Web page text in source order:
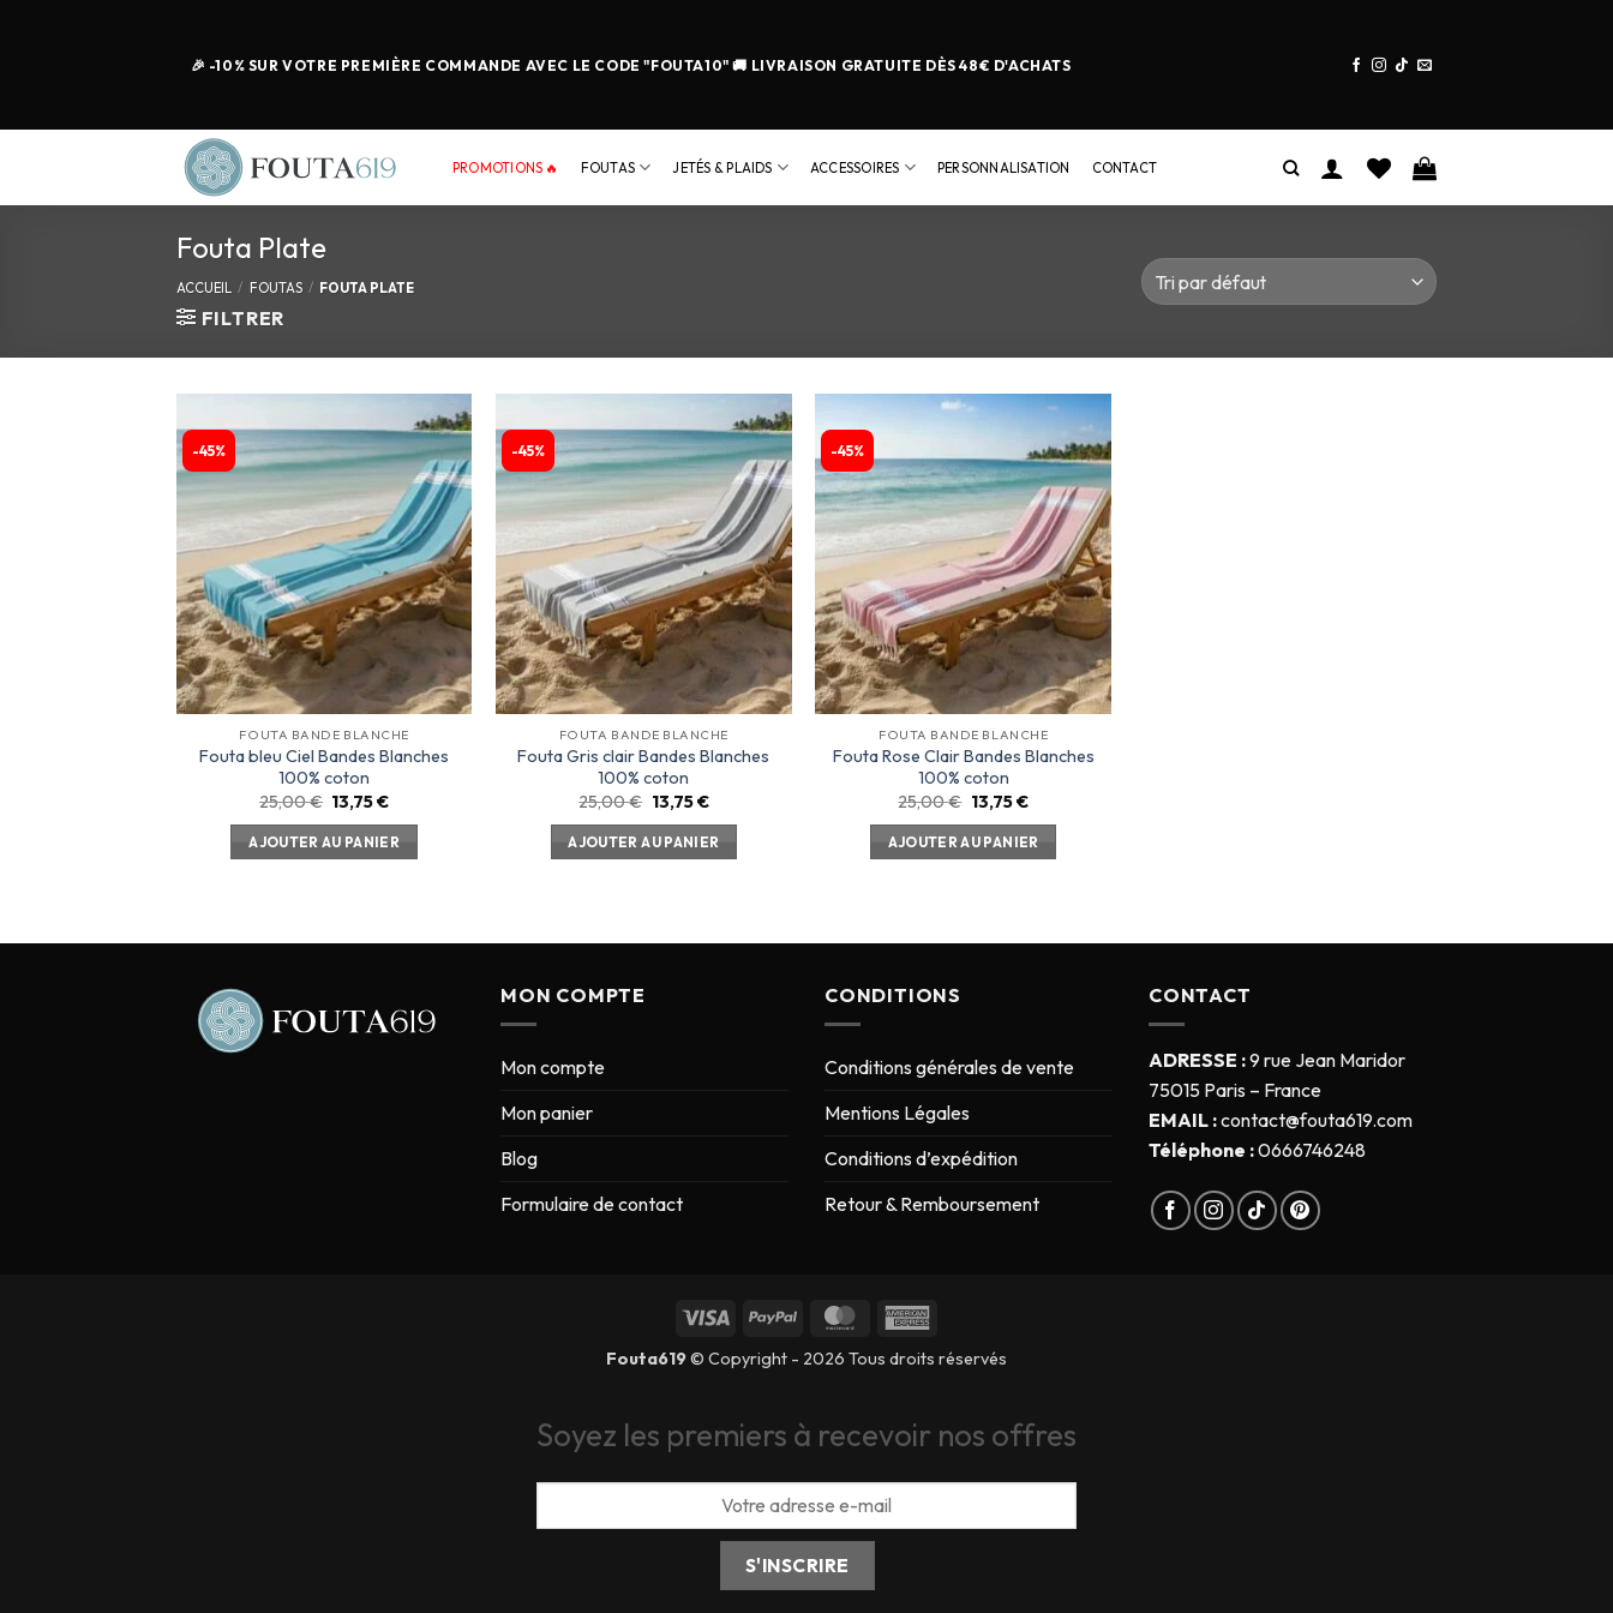
🎉 -10% SUR VOTRE PREMIÈRE COMMANDE AVEC LE CODE "FOUTA10" 🚚 LIVRAISON GRATUITE DÈS 48€ D'ACHATS
PROMOTIONS 🔥 FOUTAS JETÉS & PLAIDS ACCESSOIRES PERSONNALISATION CONTACT
Fouta Plate
ACCUEIL / FOUTAS / FOUTA PLATE
FILTRER
-45%
Ajouter
à la
liste
d’envies
FOUTA BANDE BLANCHE
Fouta bleu Ciel Bandes Blanches
100% coton
25,00€ 13,75€
AJOUTER AU PANIER
-45%
Ajouter
à la
liste
d’envies
FOUTA BANDE BLANCHE
Fouta Gris clair Bandes Blanches
100% coton
25,00€ 13,75€
AJOUTER AU PANIER
-45%
Ajouter
liste
d’envies
FOUTA BANDE BLANCHE
Fouta Rose Clair Bandes Blanches
100% coton
25,00€ 13,75€
AJOUTER AU PANIER
MON COMPTE
Mon compte
Mon panier
Blog
Formulaire de contact
CONDITIONS
Conditions générales de vente
Mentions Légales
Conditions d’expédition
Retour & Remboursement
CONTACT
ADRESSE :9 rue Jean Maridor
75015 Paris – France
EMAIL :contact@fouta619.com
Téléphone :0666746248
Fouta619© Copyright - 2026 Tous droits réservés
Soyez les premiers à recevoir nos offres